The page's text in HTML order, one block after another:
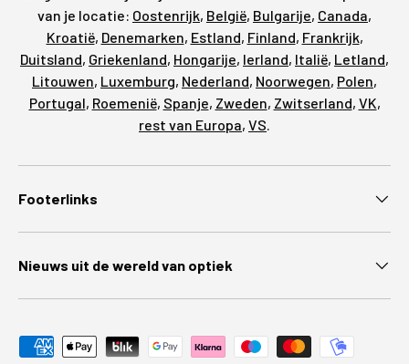
van je locatie: Oostenrijk, België, Bulgarije, Canada,
Kroatië, Denemarken, Estland, Finland, Frankrijk,
Duitsland, Griekenland, Hongarije, Ierland, Italië, Letland,
Litouwen, Luxemburg, Nederland, Noorwegen, Polen,
Portugal, Roemenië, Spanje, Zweden, Zwitserland, VK,
rest van Europa, VS.
Footerlinks
Nieuws uit de wereld van optiek
Geaccepteerde betaalmethoden